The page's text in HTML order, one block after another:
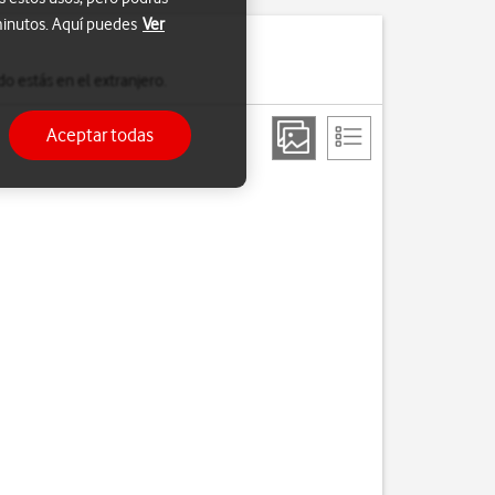
Aquí puedes Ver
Aceptar todas